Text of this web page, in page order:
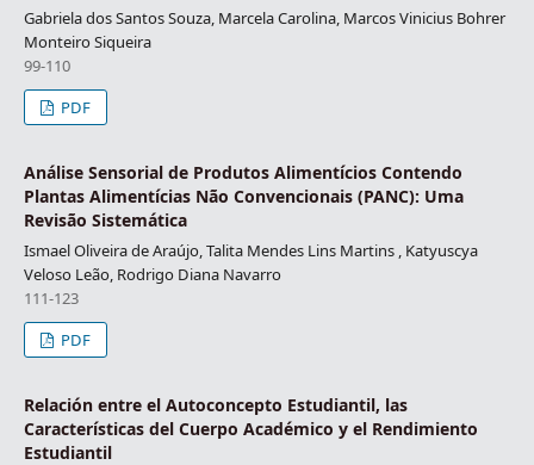
Gabriela dos Santos Souza, Marcela Carolina, Marcos Vinicius Bohrer
Monteiro Siqueira
99-110
PDF
Análise Sensorial de Produtos Alimentícios Contendo
Plantas Alimentícias Não Convencionais (PANC): Uma
Revisão Sistemática
Ismael Oliveira de Araújo, Talita Mendes Lins Martins , Katyuscya
Veloso Leão, Rodrigo Diana Navarro
111-123
PDF
Relación entre el Autoconcepto Estudiantil, las
Características del Cuerpo Académico y el Rendimiento
Estudiantil